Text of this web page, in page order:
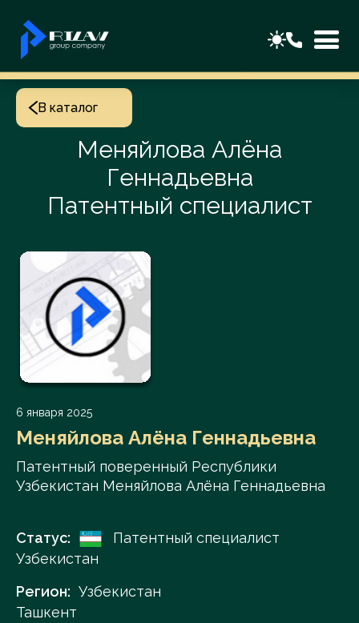
В каталог
Меняйлова Алёна
Геннадьевна
Патентный специалист
6 января 2025
Меняйлова Алёна Геннадьевна
Патентный поверенный Республики
Узбекистан Меняйлова Алёна Геннадьевна
Статус:
Патентный специалист
Узбекистан
Регион: Узбекистан
Ташкент